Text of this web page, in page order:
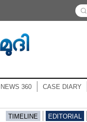
NEWS 360 CASE DIARY
TIMELINE EDITORIAL